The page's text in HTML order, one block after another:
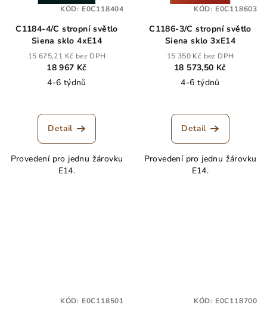
C1184-4/C stropní světlo
Siena sklo 4xE14
15 675,21 Kč bez DPH
18 967 Kč
4-6 týdnů
Detail
Provedení pro jednu žárovku
E14.
KÓD: E0C118404
C1186-3/C stropní světlo
Siena sklo 3xE14
15 350 Kč bez DPH
18 573,50 Kč
4-6 týdnů
Detail
Provedení pro jednu žárovku
E14.
KÓD: E0C118603
KÓD: E0C118501 KÓD: E0C118700